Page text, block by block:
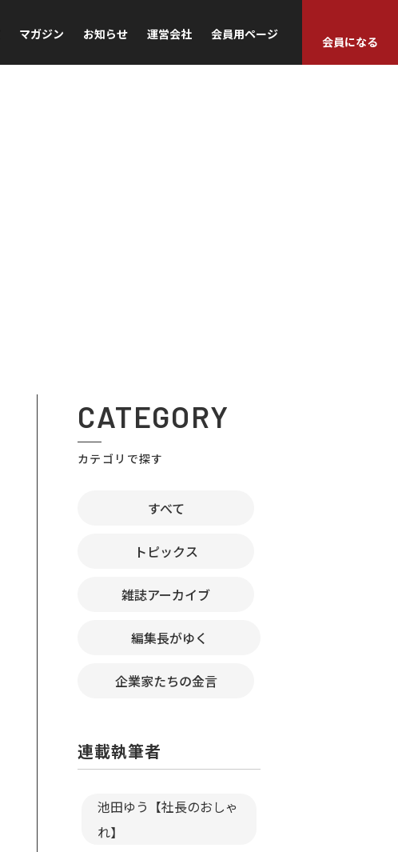
マガジン お知らせ 運営会社 会員用ページ
会員になる
CATEGORY
カテゴリで探す
すべて
トピックス
雑誌アーカイブ
編集長がゆく
企業家たちの金言
連載執筆者
池田ゆう【社長のおしゃ
れ】